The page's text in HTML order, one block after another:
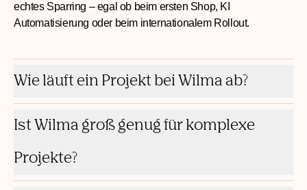
Setup, Prozess-Bestandsaufnahme, KI Integration, UX,
Performance, Integration.
Immer im Fokus: schnelle Time-to-Market, saubere
Architektur und nachhaltiges Wachstum. Im E-Commerce
Projekt setzen wir Tools wie Magento 2 (Hyvä), Sylius und
Akeneo strategisch ein.
Ist Wilma groß genug für komplexe